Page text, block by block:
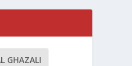
GHAZALI